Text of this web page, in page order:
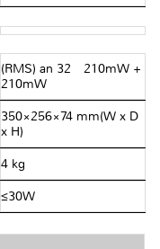
(RMS) an 32Ω 210mW +
210mW
350×256×74 mm(W x D
x H)
4 kg
≤30W